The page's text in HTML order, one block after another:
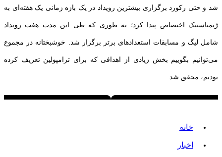
شد و حتی رکورد برگزاری بیشترین رویداد در یک بازه زمانی یک هفته‌ای به
ژیمناستیک اختصاص پیدا کرد؛ به طوری که طی این مدت هفت رویداد
شامل لیگ و مسابقات استعدادهای برتر برگزار شد. خوشبختانه در مجموع
می‌توانیم بگوییم بخش زیادی از اهدافی که برای ترامپولین تعریف کرده
بودیم، محقق شد.
خانه
اخبار